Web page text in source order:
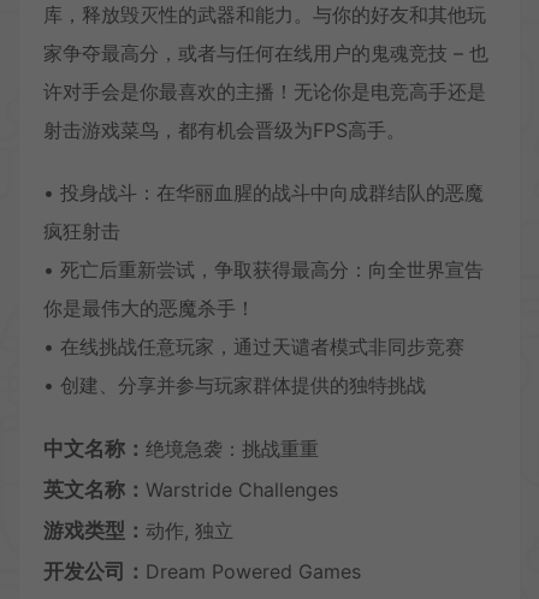
库，释放毁灭性的武器和能力。与你的好友和其他玩
家争夺最高分，或者与任何在线用户的鬼魂竞技 – 也
许对手会是你最喜欢的主播！无论你是电竞高手还是
射击游戏菜鸟，都有机会晋级为FPS高手。
• 投身战斗：在华丽血腥的战斗中向成群结队的恶魔
疯狂射击
• 死亡后重新尝试，争取获得最高分：向全世界宣告
你是最伟大的恶魔杀手！
• 在线挑战任意玩家，通过天谴者模式非同步竞赛
• 创建、分享并参与玩家群体提供的独特挑战
中文名称： 绝境急袭：挑战重重
英文名称： Warstride Challenges
游戏类型： 动作, 独立
开发公司： Dream Powered Games